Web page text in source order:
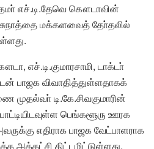
எச்.டி.தேவெ கௌடாவின்
மக்களவைத் தோ்தலில்
எச்.டி.குமாரசாமி, டாக்டா்
பாஜக விவாதித்துள்ளதாகக்
முதல்வா் டி.கே.சிவகுமாரின்
பெங்களூரு ஊரக
எதிராக பாஜக வேட்பாளராக
அக்கட்சி திட்டமிட்டுள்ளது.